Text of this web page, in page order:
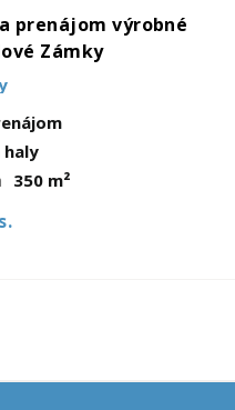
prenájom výrobné
Zámky
haly
350 m²